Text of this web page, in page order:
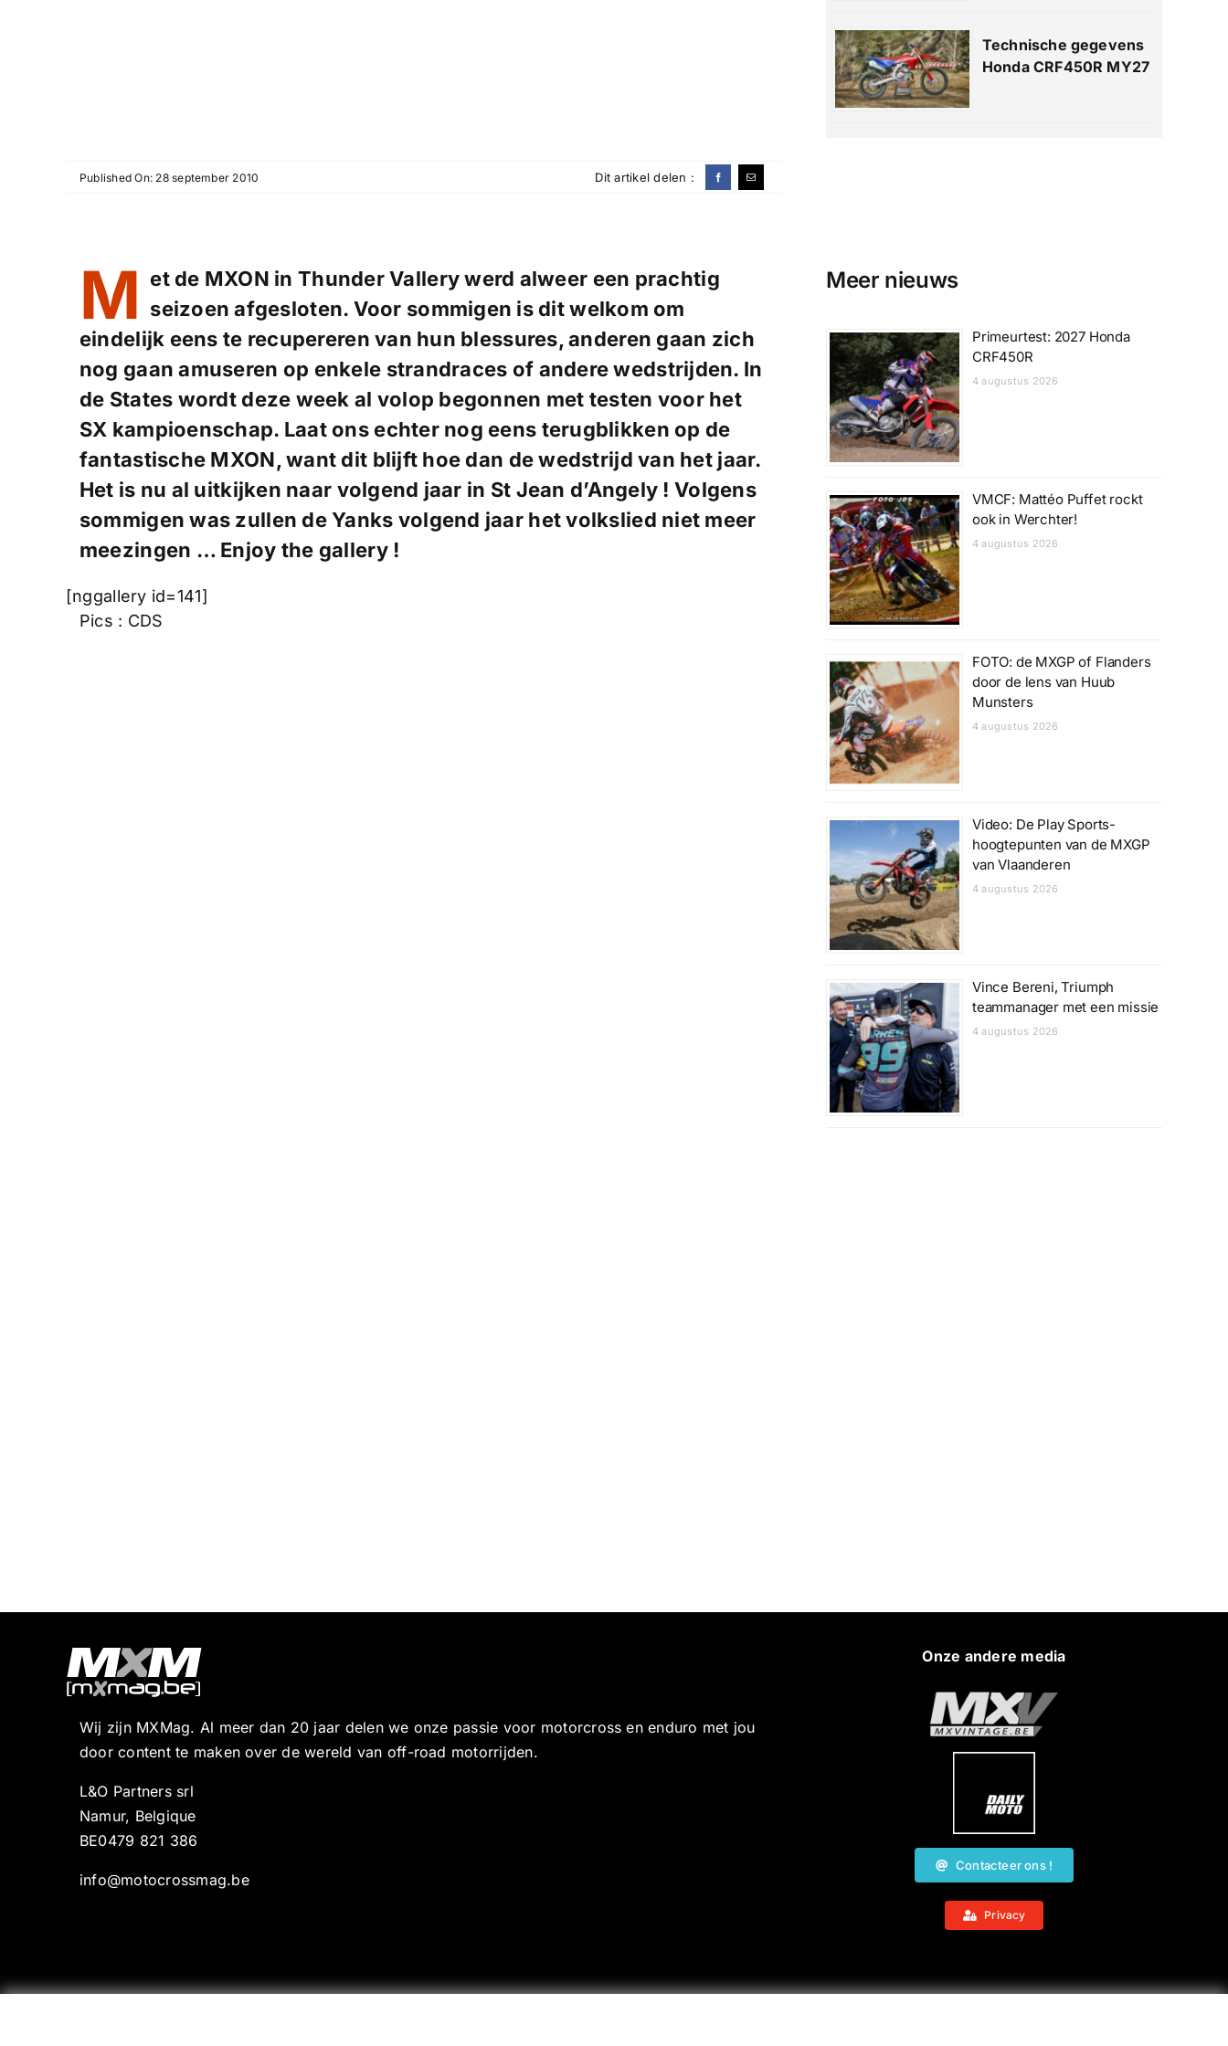
Technische gegevens
Honda CRF450R MY27
Published On: 28 september 2010 Dit artikel delen :
M et de MXON in Thunder Vallery werd alweer een prachtig
seizoen afgesloten. Voor sommigen is dit welkom om
eindelijk eens te recupereren van hun blessures, anderen gaan zich
nog gaan amuseren op enkele strandraces of andere wedstrijden. In
de States wordt deze week al volop begonnen met testen voor het
SX kampioenschap. Laat ons echter nog eens terugblikken op de
fantastische MXON, want dit blijft hoe dan de wedstrijd van het jaar.
Het is nu al uitkijken naar volgend jaar in St Jean d’Angely ! Volgens
sommigen was zullen de Yanks volgend jaar het volkslied niet meer
meezingen … Enjoy the gallery !
[nggallery id=141]
Pics : CDS
Meer nieuws
Primeurtest: 2027 Honda
CRF450R
4 augustus 2026
VMCF: Mattéo Puffet rockt
ook in Werchter!
4 augustus 2026
FOTO: de MXGP of Flanders
door de lens van Huub
Munsters
4 augustus 2026
Video: De Play Sports-
hoogtepunten van de MXGP
van Vlaanderen
4 augustus 2026
Vince Bereni, Triumph
teammanager met een missie
4 augustus 2026
Wij zijn MXMag. Al meer dan 20 jaar delen we onze passie voor motorcross en enduro met jou
door content te maken over de wereld van off-road motorrijden.
L&O Partners srl
Namur, Belgique
BE0479 821 386
info@motocrossmag.be
Onze andere media
Contacteer ons !
Privacy